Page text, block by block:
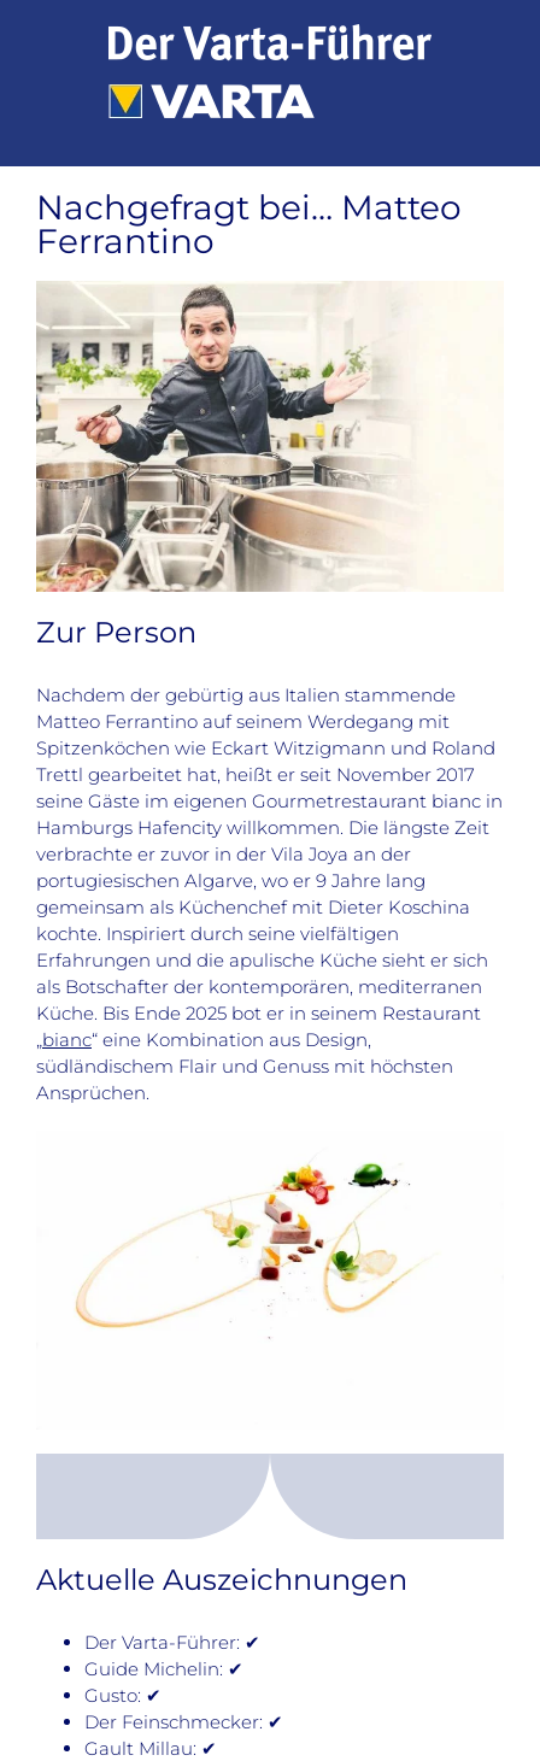
Nachgefragt bei… Matteo
Ferrantino
Zur Person
Nachdem der gebürtig aus Italien stammende
Matteo Ferrantino auf seinem Werdegang mit
Spitzenköchen wie Eckart Witzigmann und Roland
Trettl gearbeitet hat, heißt er seit November 2017
seine Gäste im eigenen Gourmetrestaurant bianc in
Hamburgs Hafencity willkommen. Die längste Zeit
verbrachte er zuvor in der Vila Joya an der
portugiesischen Algarve, wo er 9 Jahre lang
gemeinsam als Küchenchef mit Dieter Koschina
kochte. Inspiriert durch seine vielfältigen
Erfahrungen und die apulische Küche sieht er sich
als Botschafter der kontemporären, mediterranen
Küche. Bis Ende 2025 bot er in seinem Restaurant
„ bianc“ eine Kombination aus Design,
südländischem Flair und Genuss mit höchsten
Ansprüchen.
Aktuelle Auszeichnungen
Der Varta-Führer: ✔
Guide Michelin: ✔
Gusto: ✔
Der Feinschmecker: ✔
Gault Millau: ✔